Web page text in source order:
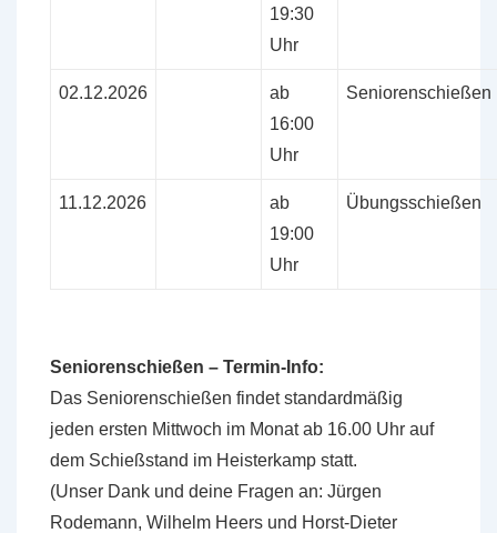
19:30
Uhr
02.12.2026
ab
16:00
Uhr
Seniorenschießen
11.12.2026
ab
19:00
Uhr
Übungsschießen
Seniorenschießen – Termin-Info:
Das Seniorenschießen findet standardmäßig
jeden ersten Mittwoch im Monat ab 16.00 Uhr auf
dem Schießstand im Heisterkamp statt.
(Unser Dank und deine Fragen an: Jürgen
Rodemann, Wilhelm Heers und Horst-Dieter